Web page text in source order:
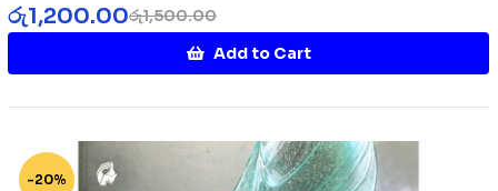
රු1,500.00
රු1,200.00
Add to Cart
-20%